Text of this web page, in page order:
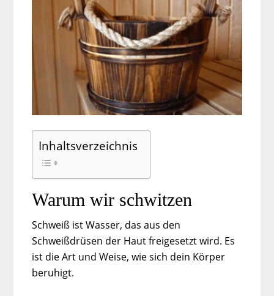
Inhaltsverzeichnis
Warum wir schwitzen
Schweiß ist Wasser, das aus den
Schweißdrüsen der Haut freigesetzt wird. Es
ist die Art und Weise, wie sich dein Körper
beruhigt.